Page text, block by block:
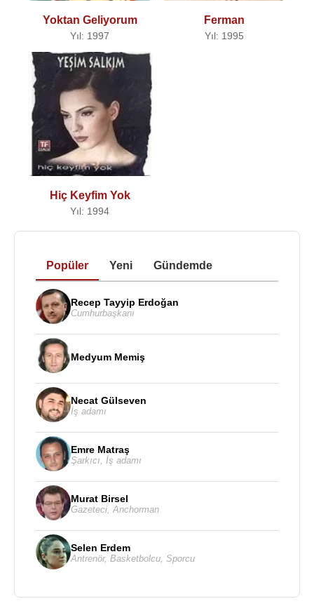
Yoktan Geliyorum
Yıl: 1997
Ferman
Yıl: 1995
Hiç Keyfim Yok
Yıl: 1994
Popüler Yeni Gündemde
Recep Tayyip Erdoğan
Cumhurbaşkanı
Medyum Memiş
Necat Gülseven
İş adamı
Emre Matraş
Şarkıcı, İş adamı
Murat Birsel
Gazeteci,Anchorman
Selen Erdem
Antrenör, Basketbolcu, Sporcu